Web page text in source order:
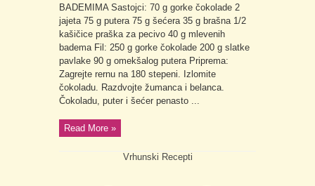
BADEMIMA Sastojci: 70 g gorke čokolade 2
jajeta 75 g putera 75 g šećera 35 g brašna 1/2
kašičice praška za pecivo 40 g mlevenih
badema Fil: 250 g gorke čokolade 200 g slatke
pavlake 90 g omekšalog putera Priprema:
Zagrejte rernu na 180 stepeni. Izlomite
čokoladu. Razdvojte žumanca i belanca.
Čokoladu, puter i šećer penasto ...
Read More »
Vrhunski Recepti